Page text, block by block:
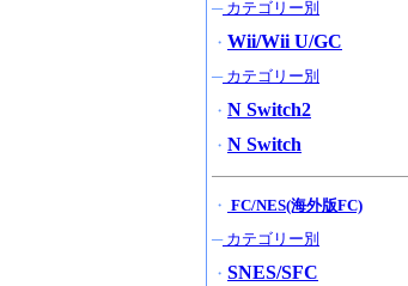
─カテゴリー別
・ Wii/Wii U/GC
─カテゴリー別
・ N Switch2
・ N Switch
・ FC/NES(海外版FC)
─カテゴリー別
・ SNES/SFC